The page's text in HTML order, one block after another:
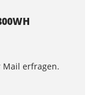
Mail erfragen.